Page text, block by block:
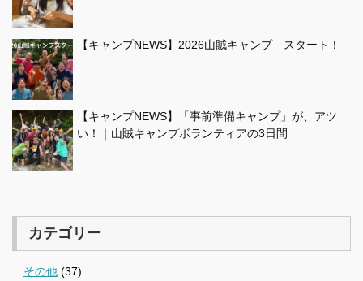
【キャンプNEWS】2026山賊キャンプ スタート！
【キャンプNEWS】「事前準備キャンプ」が、アツ
い！｜山賊キャンプボランティアの3日間
カテゴリー
その他 (37)